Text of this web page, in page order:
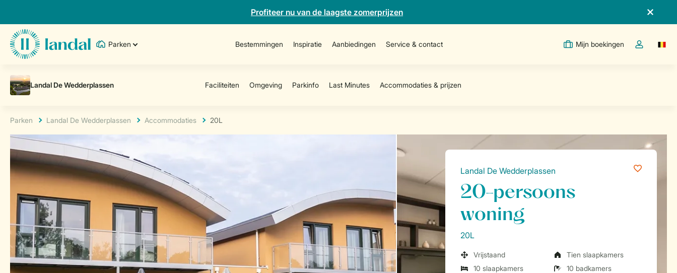
Profiteer nu van de laagste zomerprijzen
Parken Bestemmingen Inspiratie Aanbiedingen Service & contact Mijn boekingen
Open de
Parken Landal De Wedderplassen Accommodaties 20L
Landal De Wedderplassen
20-persoons
woning
20L
Vrijstaand
Tien slaapkamers
10 slaapkamers
10 badkamers